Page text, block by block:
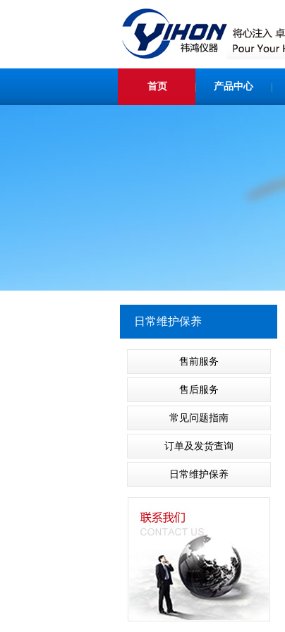
首页 产品中心
日常维护保养
售前服务
售后服务
常见问题指南
订单及发货查询
日常维护保养